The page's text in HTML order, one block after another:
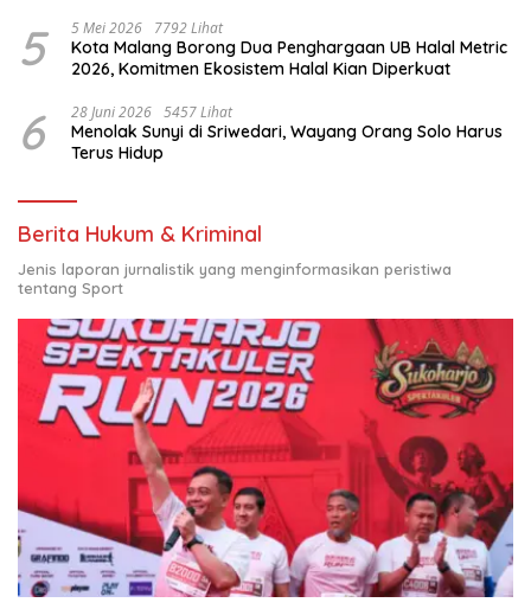
5 5 Mei 2026 7792 Lihat
Kota Malang Borong Dua Penghargaan UB Halal Metric
2026, Komitmen Ekosistem Halal Kian Diperkuat
6 28 Juni 2026 5457 Lihat
Menolak Sunyi di Sriwedari, Wayang Orang Solo Harus
Terus Hidup
Berita Hukum & Kriminal
Jenis laporan jurnalistik yang menginformasikan peristiwa
tentang Sport